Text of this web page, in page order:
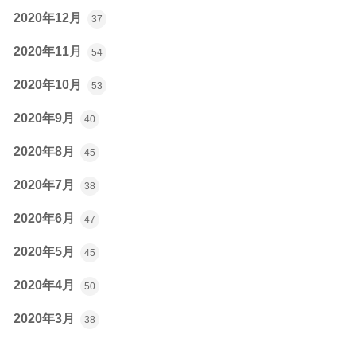
2020年12月 37
2020年11月 54
2020年10月 53
2020年9月 40
2020年8月 45
2020年7月 38
2020年6月 47
2020年5月 45
2020年4月 50
2020年3月 38